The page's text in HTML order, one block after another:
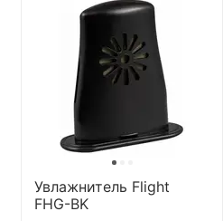
Увлажнитель Flight
FHG-BK